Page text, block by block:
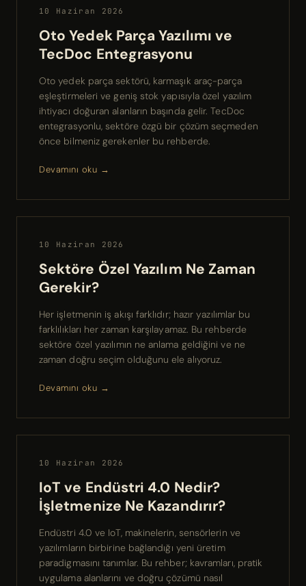
10 Haziran 2026
Oto Yedek Parça Yazılımı ve
TecDoc Entegrasyonu
Oto yedek parça sektörü, karmaşık araç-parça
eşleştirmeleri ve geniş stok yapısıyla özel yazılım
ihtiyacı doğuran alanların başında gelir. TecDoc
entegrasyonlu, sektöre özgü bir çözüm seçmeden
önce bilmeniz gerekenler bu rehberde.
Devamını oku →
10 Haziran 2026
Sektöre Özel Yazılım Ne Zaman
Gerekir?
Her işletmenin iş akışı farklıdır; hazır yazılımlar bu
farklılıkları her zaman karşılayamaz. Bu rehberde
sektöre özel yazılımın ne anlama geldiğini ve ne
zaman doğru seçim olduğunu ele alıyoruz.
Devamını oku →
10 Haziran 2026
IoT ve Endüstri 4.0 Nedir?
İşletmenize Ne Kazandırır?
Endüstri 4.0 ve IoT, makinelerin, sensörlerin ve
yazılımların birbirine bağlandığı yeni üretim
paradigmasını tanımlar. Bu rehber; kavramları, pratik
uygulama alanlarını ve doğru çözümü nasıl